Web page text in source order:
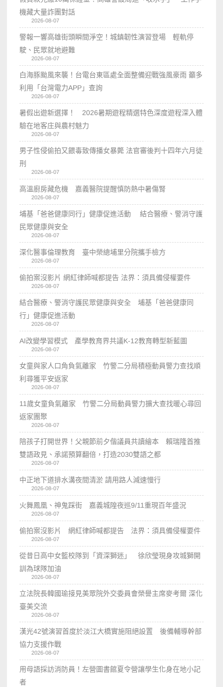
機藏大量詐團對話
2026-08-07
警報一響高雄街頭瞬間淨空！城鎮韌性演習登場 輕軌停
駛、民眾就地避難
2026-08-07
白海豚颱風來襲！台電台東區處全面整備迎戰強風豪雨 籲多
利用「台灣電力APP」查詢
2026-08-07
暑假出遊新選擇！ 2026暑期遊程精選特色深度遊程深入體
驗在地客庄與農村魅力
2026-08-07
男子性侵偷拍又餵毒致傳播女暴斃 法官審後判十四年六月徒
刑
2026-08-07
高溫廚房藏危機 嘉義醫院提醒慎防熱中暑傷腎
2026-08-07
埔基「爸爸健康同行」健康促進活動 結合醫療、警消守護
民眾健康與安全
2026-08-07
深化醫事倫理教育 臺中榮總埔里分院攜手檢方
2026-08-07
偷拍案沒影片 網紅律師喊都提告 法界：須具備侵權要件
2026-08-07
結合醫療、警消守護民眾健康與安全 埔基「爸爸健康同
行」健康促進活動
2026-08-07
AI改變學習模式 產學教育界共議K-12教育轉型新藍圖
2026-08-07
女童與家人口角負氣離家 竹警二分局積極動員警力查找順
利尋獲平安返家
2026-08-07
11歲女童負氣離家 竹警二分局動員警力擴大查找暖心尋回
返家團聚
2026-08-07
陪孩子打開世界！父親節前夕偕議員共讀繪本 賴瑞隆首推
雙語政見、承諾預算翻倍，打造2030雙語之都
2026-08-07
中正地下道排水溝夜間清淤 請用路人減速慢行
2026-08-07
火舞鳳凰、神鬼踩街 嘉義城隍夜巡9/11重現百年盛況
2026-08-07
偷拍案沒影片 網紅律師喊都提告 法界：須具備侵權要件
2026-08-07
從昔日高中女籃校隊到「資深獅迷」 徐欣瑩現身攻城獅開
訓為球隊加油
2026-08-07
立法院長韓國瑜接見美眾院外交委員會榮譽主席麥考爾 深化
臺美交流
2026-08-07
漢光42號演習首度於淡江大橋實施阻絕設置 後備輔導幹部
協力支援作戰
2026-08-07
用母語採訪消防員！左營圖書館夏令營讓學生化身在地小記
者